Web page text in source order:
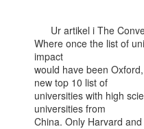
Where once the list of
impact
would have been
new top 10 list of
universities with high
universities from
China. Only Harvard